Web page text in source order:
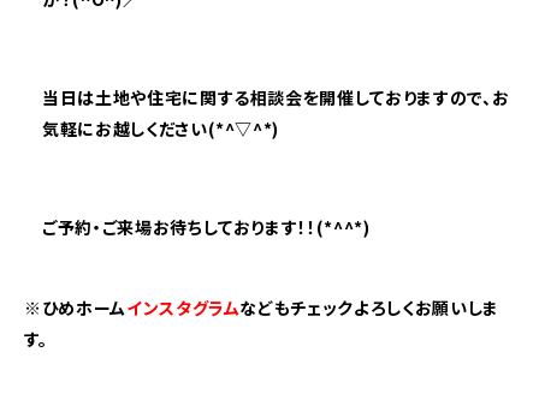
当日は土地や住宅に関する相談会を開催しておりますので、お
気軽にお越しください(*^▽^*)
ご予約・ご来場お待ちしております！！(*^^*)
※ひめホームインスタグラムなどもチェックよろしくお願いしま
す。